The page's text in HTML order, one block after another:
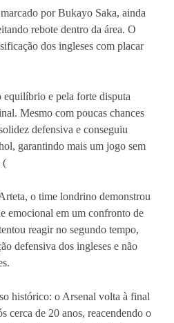
por Bukayo Saka, ainda
rebote dentro da área. O
dos ingleses com placar
e pela forte disputa
Mesmo com poucas chances
defensiva e conseguiu
garantindo mais um jogo sem
(
o time londrino demonstrou
emocional em um confronto de
reagir no segundo tempo,
defensiva dos ingleses e não
histórico: o Arsenal volta à final
cerca de 20 anos, reacendendo o